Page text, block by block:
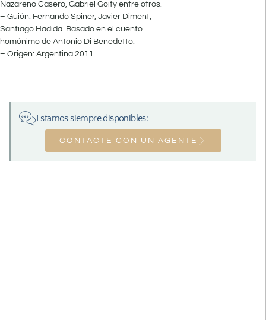
Nazareno Casero, Gabriel Goity entre otros.
– Guión: Fernando Spiner, Javier Diment,
Santiago Hadida. Basado en el cuento
homónimo de Antonio Di Benedetto.
– Origen: Argentina 2011
Estamos siempre disponibles:
CONTACTE CON UN AGENTE